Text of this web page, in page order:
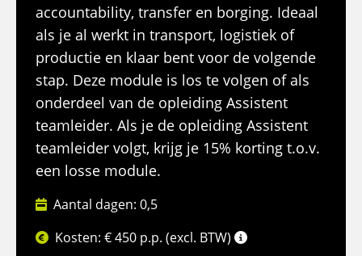
accountability, transfer en borging. Ideaal
als je al werkt in transport, logistiek of
productie en klaar bent voor de volgende
stap. Deze module is los te volgen of als
onderdeel van de opleiding Assistent
teamleider. Als je de opleiding Assistent
teamleider volgt, krijg je 15% korting t.o.v.
een losse module.
Aantal dagen: 0,5
Kosten: € 450 p.p. (excl. BTW)